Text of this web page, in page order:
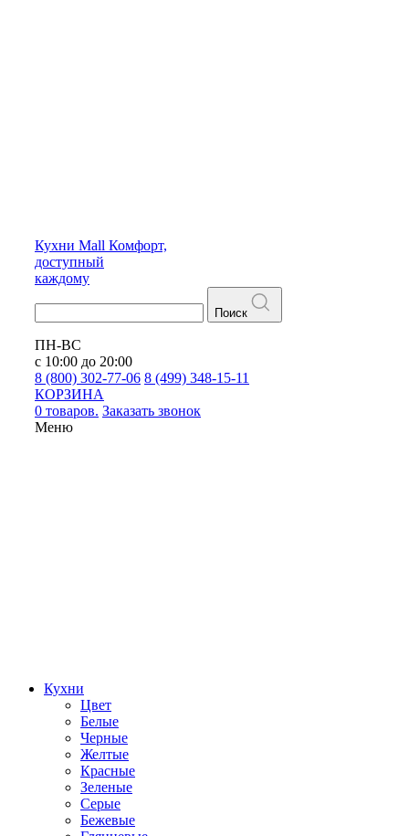
Кухни Mall Комфорт,
доступный
каждому
Поиск
ПН-ВС
с 10:00 до 20:00
8 (800) 302-77-06 8 (499) 348-15-11
КОРЗИНА
0 товаров. Заказать звонок
Меню
Кухни
Цвет
Белые
Черные
Желтые
Красные
Зеленые
Серые
Бежевые